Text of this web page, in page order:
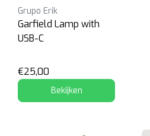
Grupo Erik
Garfield Lamp with
USB-C
€25,00
Bekijken